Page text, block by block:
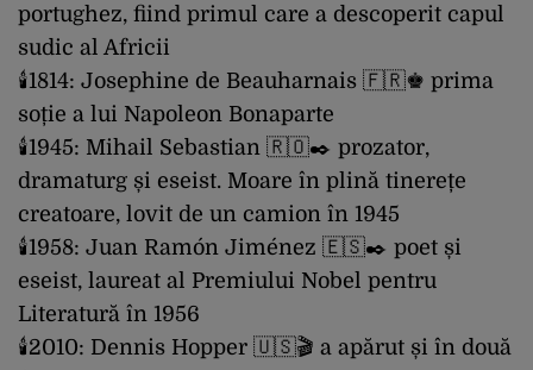
portughez, fiind primul care a descoperit capul
sudic al Africii
🕯1814: Josephine de Beauharnais 🇫🇷♚ prima
soție a lui Napoleon Bonaparte
🕯1945: Mihail Sebastian 🇷🇴✒️ prozator,
dramaturg și eseist. Moare în plină tinerețe
creatoare, lovit de un camion în 1945
🕯1958: Juan Ramón Jiménez 🇪🇸✒️ poet și
eseist, laureat al Premiului Nobel pentru
Literatură în 1956
🕯2010: Dennis Hopper 🇺🇸🎬 a apărut și în două